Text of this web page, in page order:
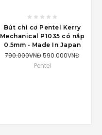
Bút chì cơ Pentel Kerry
Mechanical P1035 có nắp
0.5mm - Made In Japan
790.000VNĐ590.000VNĐ
Pentel